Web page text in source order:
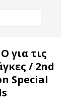
για τις
/ 2nd
Special